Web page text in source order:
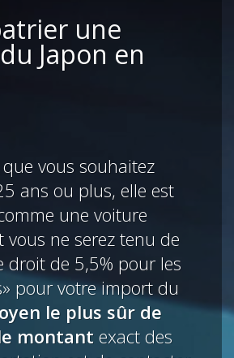
une
Japon en
vous souhaitez
ans ou plus, elle est
une voiture
vous ne serez tenu de
droit de 5,5% pour les
pour votre import du
le plus sûr de
montant exact des